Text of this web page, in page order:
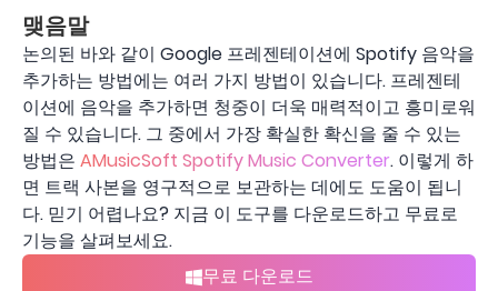
맺음말
논의된 바와 같이 Google 프레젠테이션에 Spotify 음악을
추가하는 방법에는 여러 가지 방법이 있습니다. 프레젠테
이션에 음악을 추가하면 청중이 더욱 매력적이고 흥미로워
질 수 있습니다. 그 중에서 가장 확실한 확신을 줄 수 있는
방법은 AMusicSoft Spotify Music Converter. 이렇게 하
면 트랙 사본을 영구적으로 보관하는 데에도 도움이 됩니
다. 믿기 ​​어렵나요? 지금 이 도구를 다운로드하고 무료로
기능을 살펴보세요.
무료 다운로드